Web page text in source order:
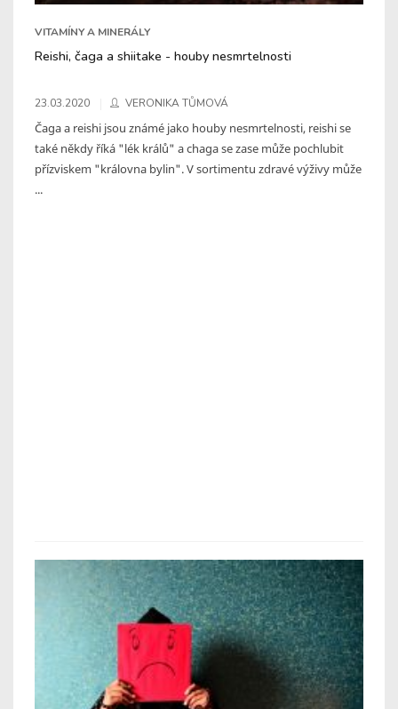
VITAMÍNY A MINERÁLY
Reishi, čaga a shiitake - houby nesmrtelnosti
23.03.2020 VERONIKA TŮMOVÁ
Čaga a reishi jsou známé jako houby nesmrtelnosti, reishi se
také někdy říká "lék králů" a chaga se zase může pochlubit
přízviskem "královna bylin". V sortimentu zdravé výživy může
...